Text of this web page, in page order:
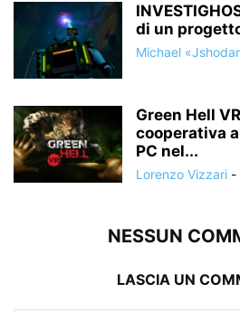
di un
Michael
Green Hell
cooperativa
PC nel...
Lorenzo Vizzari -
NESSUN
LASCIA UN